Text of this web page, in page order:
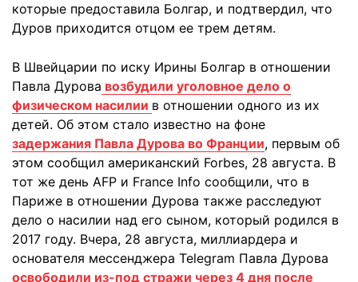
которые предоставила Болгар, и подтвердил, что
Дуров приходится отцом ее трем детям.
В Швейцарии по иску Ирины Болгар в отношении
Павла Дурова возбудили уголовное дело о
физическом насилии в отношении одного из их
детей. Об этом стало известно на фоне
задержания Павла Дурова во Франции, первым об
этом сообщил американский Forbes, 28 августа. В
тот же день AFP и France Info сообщили, что в
Париже в отношении Дурова также расследуют
дело о насилии над его сыном, который родился в
2017 году. Вчера, 28 августа, миллиардера и
основателя мессенджера Telegram Павла Дурова
освободили из-под стражи через 4 дня после